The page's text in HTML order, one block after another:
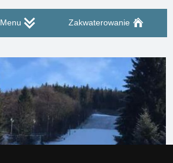
Menu Zakwaterowanie